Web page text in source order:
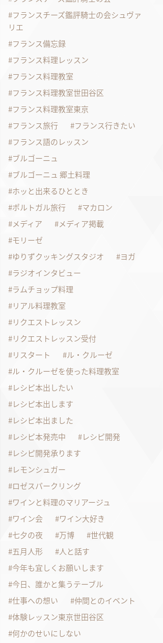
フランスチーズ鑑評騎士の会シュヴァ
リエ
フランス備忘録
フランス料理レッスン
フランス料理教室
フランス料理教室世田谷区
フランス料理教室東京
フランス旅行
フランス行きたい
フランス語のレッスン
ブルゴーニュ
ブルゴーニュ 郷土料理
ホッと出来るひととき
ポルトガル旅行
マカロン
メディア
メディア掲載
モリーゼ
ゆりずクッキングスタジオ
ヨガ
ラジオインタビュー
ラムチョップ料理
リアル料理教室
リクエストレッスン
リクエストレッスン受付
リスタート
ル・クルーゼ
ル・クルーゼを使った料理教室
レシピ本出したい
レシピ本出します
レシピ本出ました
レシピ本発売中
レシピ開発
レシピ開発承ります
レモンシュガー
ロゼスパークリング
ワインと料理のマリアージュ
ワイン会
ワイン大好き
七夕の夜
万博
世代観
五月人形
人と話す
今年も宜しくお願いします
今日、誰かと集うテーブル
仕事への想い
仲間とのイベント
体験レッスン東京世田谷区
何かのせいにしない